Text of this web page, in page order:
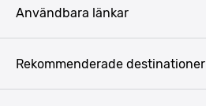
Användbara länkar
Rekommenderade destinationer